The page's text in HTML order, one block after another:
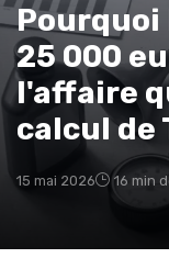
Pourquoi
25 000
l'affaire
calcul de
15 mai 2026 16 min